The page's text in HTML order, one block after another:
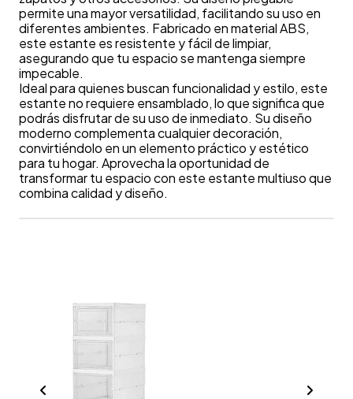
permite una mayor versatilidad, facilitando su uso en
diferentes ambientes. Fabricado en material ABS,
este estante es resistente y fácil de limpiar,
asegurando que tu espacio se mantenga siempre
impecable.
Ideal para quienes buscan funcionalidad y estilo, este
estante no requiere ensamblado, lo que significa que
podrás disfrutar de su uso de inmediato. Su diseño
moderno complementa cualquier decoración,
convirtiéndolo en un elemento práctico y estético
para tu hogar. Aprovecha la oportunidad de
transformar tu espacio con este estante multiuso que
combina calidad y diseño.